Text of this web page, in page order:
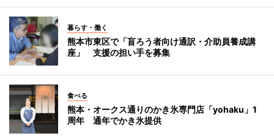
暮らす・働く
熊本市東区で「盲ろう者向け通訳・介助員養成講
座」 支援の担い手を募集
食べる
熊本・オークス通りのかき氷専門店「yohaku」1
周年 通年でかき氷提供